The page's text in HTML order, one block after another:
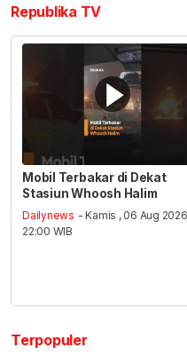
Republika TV
Mobil Terbakar di Dekat
Stasiun Whoosh Halim
Dailynews - Kamis , 06 Aug
22:00 WIB
Terpopuler